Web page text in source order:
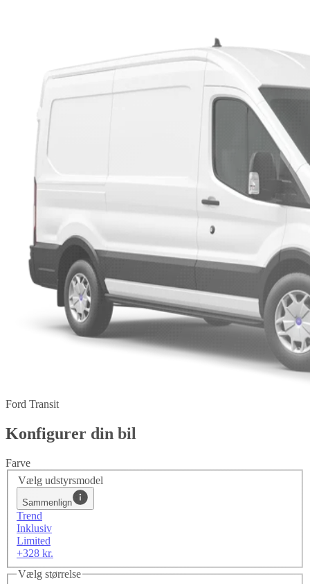
Ford Transit
Konfigurer din bil
Farve
Vælg udstyrsmodel
Sammenlign
Trend
Inklusiv
Limited
+328 kr.
Vælg størrelse